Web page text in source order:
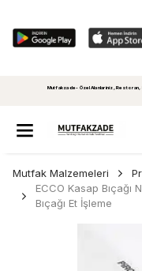
Mutfakzade - Özel Alanlariniz, Restoran,
Mutfak Malzemeleri
ECCO Kasap Bıçağı
Bıçağı Et İşleme